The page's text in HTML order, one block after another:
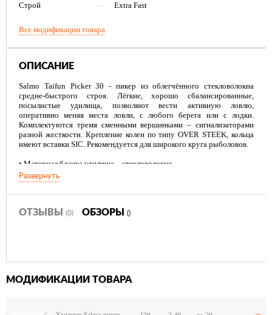
Строй
— Extra Fast
Все модификации товара
ОПИСАНИЕ
Salmo Taifun Picker 30 - пикер из облегчённого стекловолокна
средне-быстрого строя. Лёгкие, хорошо сбалансированные,
посылистые удилища, позволяют вести активную ловлю,
оперативно меняя места ловли, с любого берега или с лодки.
Комплектуются тремя сменными вершинками – сигнализаторами
разной жесткости. Крепление колен по типу OVER STEEK, кольца
имеют вставки SIC. Рекомендуется для широкого круга рыболовов.
• Материал бланка удилища – стекловолокно
• Строй бланка средний
• Конструкция штекерная
• Вершинки удилища: - сменные разной чувствительности (3 шт.) - с
• Соединение колен типа OVERSTEEK Кольца пропускные:
Развернуть
ОТЗЫВЫ (0) ОБЗОРЫ ()
МОДИФИКАЦИИ ТОВАРА